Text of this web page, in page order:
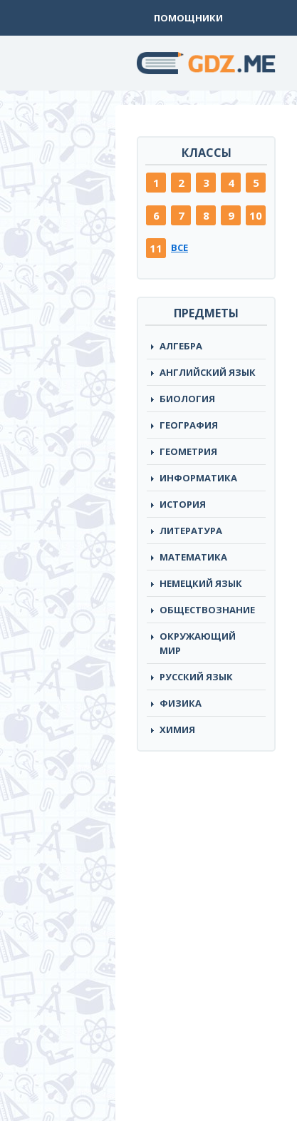
ПОМОЩНИКИ
КЛАССЫ
1 2 3 4 5
6 7 8 9 10
11 ВСЕ
ПРЕДМЕТЫ
АЛГЕБРА
АНГЛИЙСКИЙ ЯЗЫК
БИОЛОГИЯ
ГЕОГРАФИЯ
ГЕОМЕТРИЯ
ИНФОРМАТИКА
ИСТОРИЯ
ЛИТЕРАТУРА
МАТЕМАТИКА
НЕМЕЦКИЙ ЯЗЫК
ОБЩЕСТВОЗНАНИЕ
ОКРУЖАЮЩИЙ
МИР
РУССКИЙ ЯЗЫК
ФИЗИКА
ХИМИЯ